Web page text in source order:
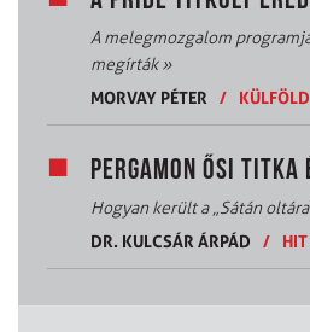
A melegmozgalom
megírták»
MORVAY PÉTER
/ KÜLFÖLD
PERGAMON ŐSI TITKA
Hogyan került a „Sátán
DR. KULCSÁR ÁRPÁD
/ HIT